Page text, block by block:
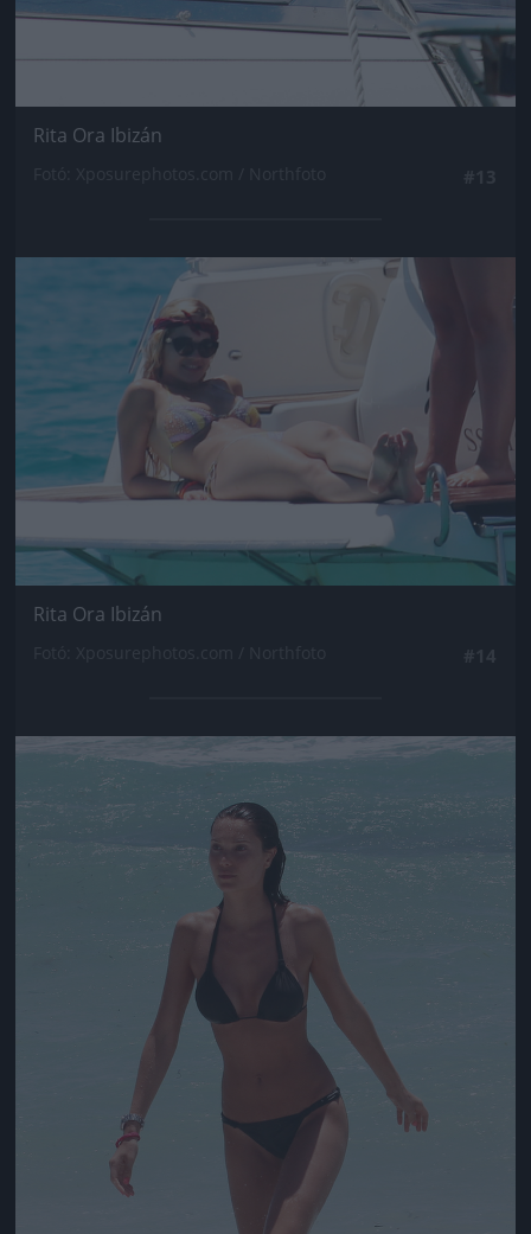
Rita Ora Ibizán
Jön még kép!
Rita Ora Ibizán
Jön még kép!